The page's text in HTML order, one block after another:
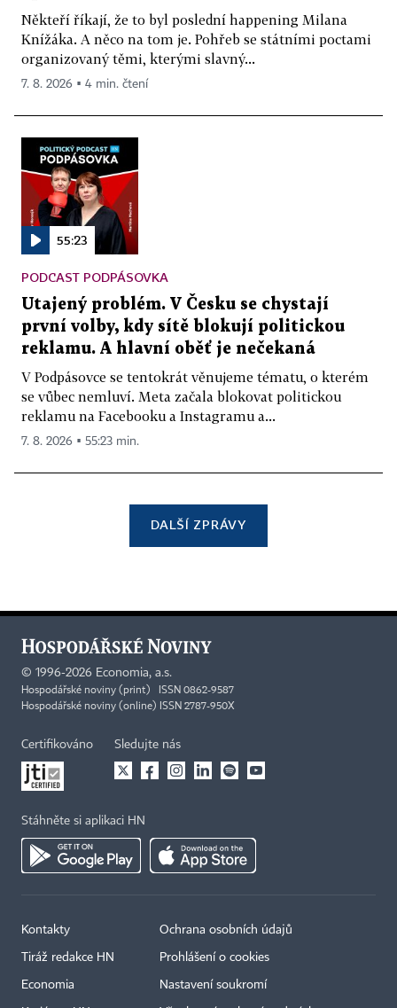
Někteří říkají, že to byl poslední happening Milana
Knížáka. A něco na tom je. Pohřeb se státními poctami
organizovaný těmi, kterými slavný...
7. 8. 2026 ▪ 4 min. čtení
55:23
PODCAST PODPÁSOVKA
Utajený problém. V Česku se chystají
první volby, kdy sítě blokují politickou
reklamu. A hlavní oběť je nečekaná
V Podpásovce se tentokrát věnujeme tématu, o kterém
se vůbec nemluví. Meta začala blokovat politickou
reklamu na Facebooku a Instagramu a...
7. 8. 2026 ▪ 55:23 min.
DALŠÍ ZPRÁVY
© 1996-2026 Economia, a.s.
Hospodářské noviny (print) ISSN 0862-9587
Hospodářské noviny (online) ISSN 2787-950X
Certifikováno Sledujte nás
Stáhněte si aplikaci HN
Kontakty
Tiráž redakce HN
Economia
Ochrana osobních údajů
Prohlášení o cookies
Nastavení soukromí